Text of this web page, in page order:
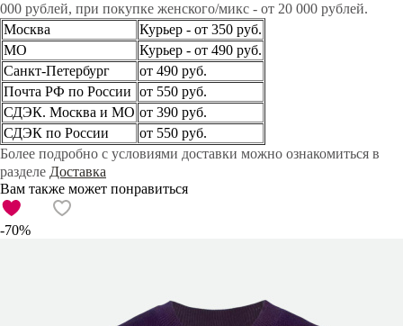
000 рублей, при покупке женского/микс - от 20 000 рублей.
Москва
Курьер - от 350 руб.
МО
Курьер - от 490 руб.
Санкт-Петербург
от 490 руб.
Почта РФ по России от 550 руб.
СДЭК. Москва и МО от 390 руб.
СДЭК по России
от 550 руб.
Более подробно с условиями доставки можно ознакомиться в
разделе Доставка
Вам также может понравиться
-70%